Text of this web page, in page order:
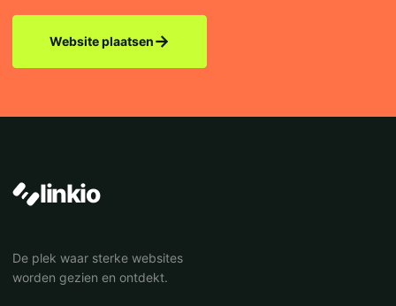
Website plaatsen→
linkio
De plek waar sterke websites
worden gezien en ontdekt.